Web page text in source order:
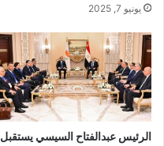
يونيو 7, 2025
الرئيس عبدالفتاح السيسي يستقبل